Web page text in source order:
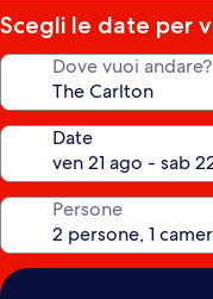
stelle
Scegli le date per
Dove vuoi andare?
Date
Persone